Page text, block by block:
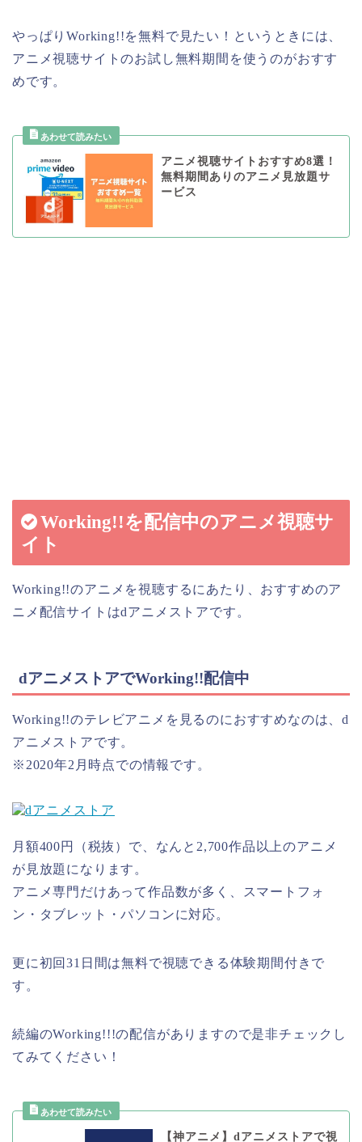
やっぱりWorking!!を無料で見たい！というときには、
アニメ視聴サイトのお試し無料期間を使うのがおすす
めです。
アニメ視聴サイトおすすめ8選！
無料期間ありのアニメ見放題サ
ービス
Working!!を配信中のアニメ視聴サ
イト
Working!!のアニメを視聴するにあたり、おすすめのア
ニメ配信サイトはdアニメストアです。
dアニメストアでWorking!!配信中
Working!!のテレビアニメを見るのにおすすめなのは、d
アニメストアです。
※2020年2月時点での情報です。
月額400円（税抜）で、なんと2,700作品以上のアニメ
が見放題になります。
アニメ専門だけあって作品数が多く、スマートフォ
ン・タブレット・パソコンに対応。
更に初回31日間は無料で視聴できる体験期間付きで
す。
続編のWorking!!!の配信がありますので是非チェックし
てみてください！
【神アニメ】dアニメストアで視